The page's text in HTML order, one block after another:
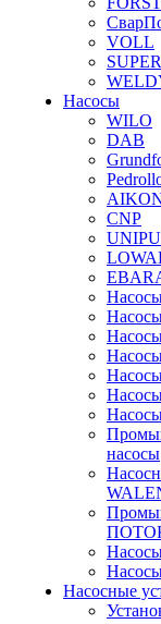
VOLL
Насосы
WILO
DAB
CNP
насосы
Насосные